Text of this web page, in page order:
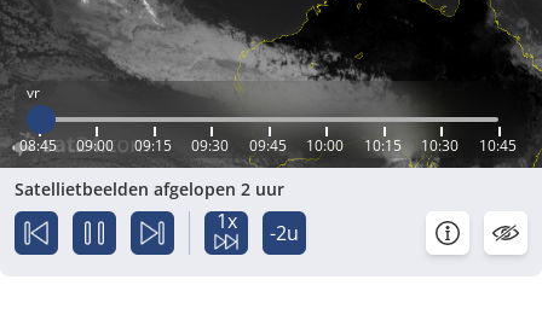
vr
08:45 09:00 09:15 09:30 09:45 10:00 10:15 10:30 10:45
Satellietbeelden afgelopen 2 uur
1x -2u